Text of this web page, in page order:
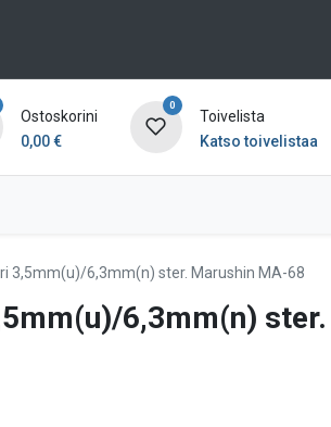
Ostoskorini
0,00€
0
Toivelista
Katso toivelistaa
3,5mm(u)/6,3mm(n) ster. Marushin MA-68
6,3mm(n)